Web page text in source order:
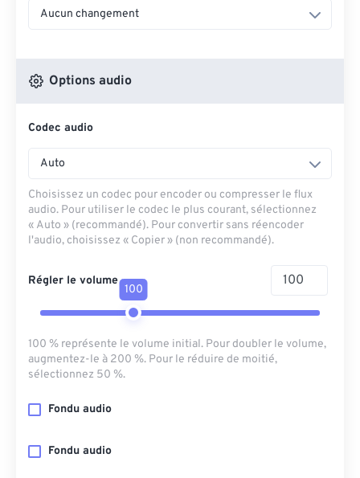
Aucun changement
Options audio
Codec audio
Auto
Choisissez un codec pour encoder ou compresser le flux
audio. Pour utiliser le codec le plus courant, sélectionnez
« Auto » (recommandé). Pour convertir sans réencoder
l'audio, choisissez « Copier » (non recommandé).
Régler le volume
100
100 % représente le volume initial. Pour doubler le volume,
augmentez-le à 200 %. Pour le réduire de moitié,
sélectionnez 50 %.
Fondu audio
Fondu audio